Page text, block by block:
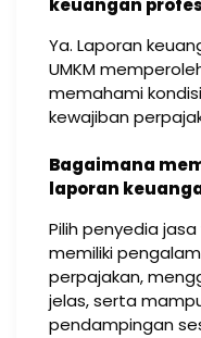
keuangan
Ya. Laporan
UMKM
memahami
kewajiban
Bagaimana
laporan
Pilih penyedia
memiliki
perpajakan,
jelas, serta
pendampingan